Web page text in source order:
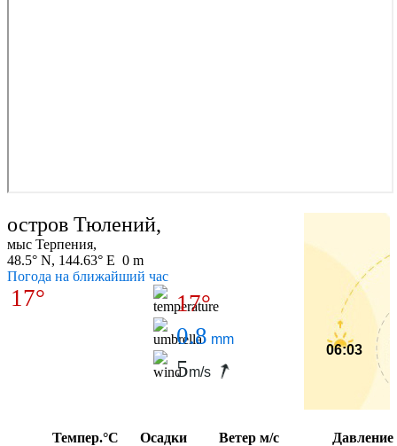
остров Тюлений,
мыс Терпения,
48.5° N, 144.63° E 0 m
Погода на ближайший час
17°
17°
0.8 mm
5m/s
06:03
Темпер.°C Осадки Ветер м/с